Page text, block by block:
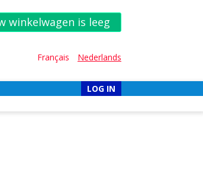
winkelwagen is leeg
Français Nederlands
LOG IN